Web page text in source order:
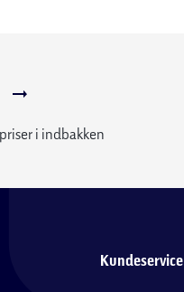
i indbakken
Kundeservice